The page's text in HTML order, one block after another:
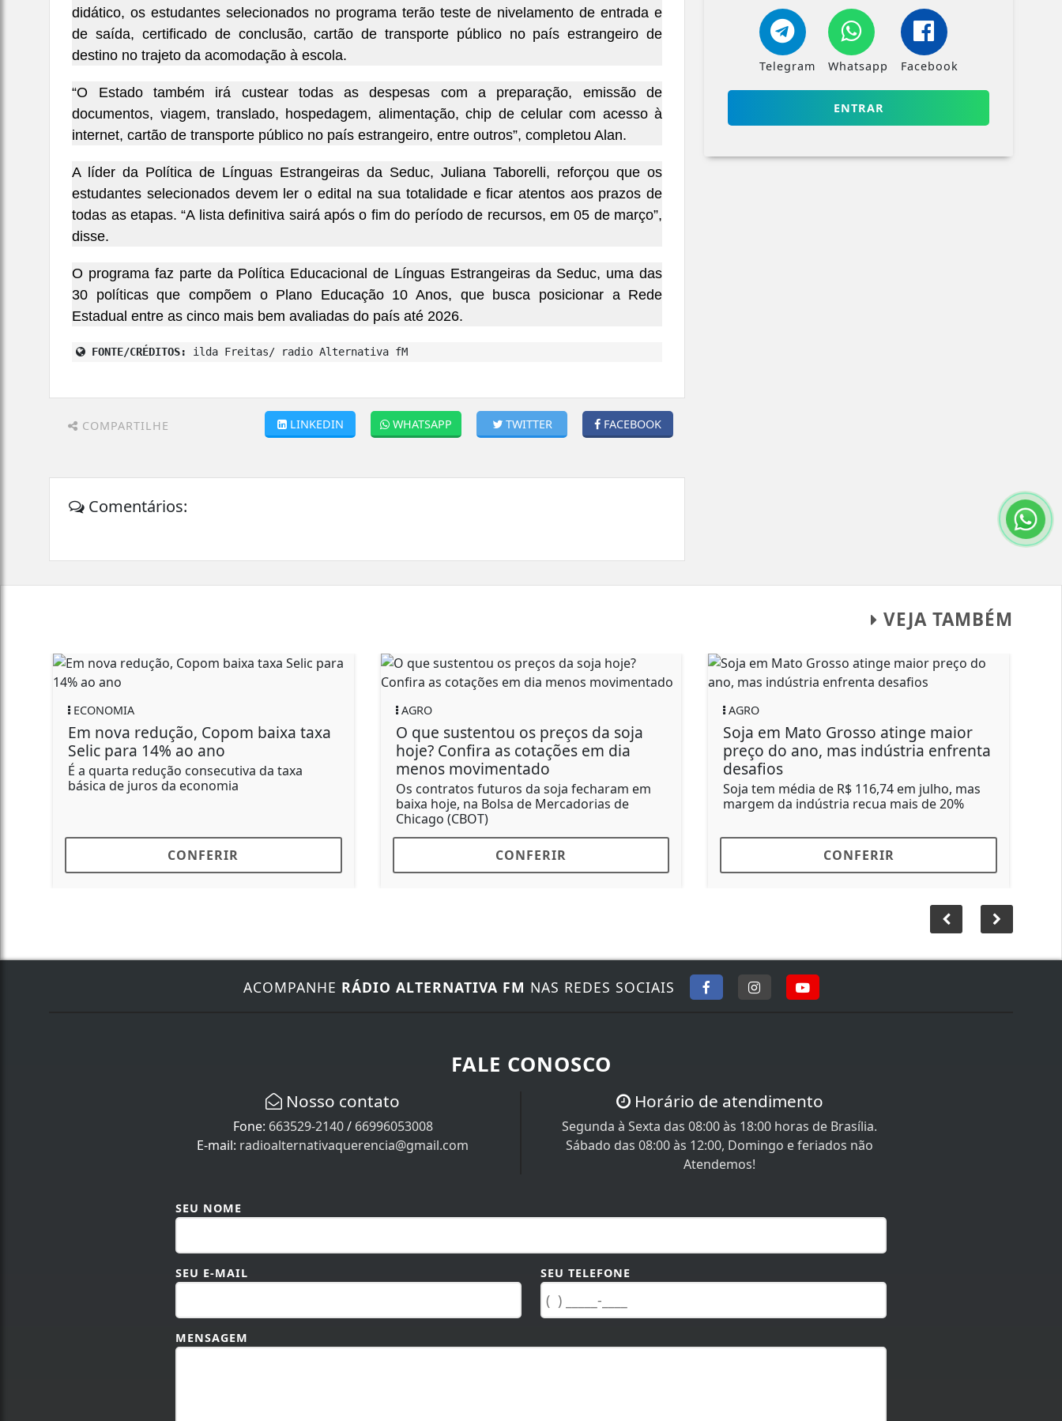
didático, os estudantes selecionados no programa terão teste de nivelamento de entrada e
de saída, certificado de conclusão, cartão de transporte público no país estrangeiro de
destino no trajeto da acomodação à escola.
“O Estado também irá custear todas as despesas com a preparação, emissão de
documentos, viagem, translado, hospedagem, alimentação, chip de celular com acesso à
internet, cartão de transporte público no país estrangeiro, entre outros”, completou Alan.
A líder da Política de Línguas Estrangeiras da Seduc, Juliana Taborelli, reforçou que os
estudantes selecionados devem ler o edital na sua totalidade e ficar atentos aos prazos de
todas as etapas. “A lista definitiva sairá após o fim do período de recursos, em 05 de março”,
disse.
O programa faz parte da Política Educacional de Línguas Estrangeiras da Seduc, uma das
30 políticas que compõem o Plano Educação 10 Anos, que busca posicionar a Rede
Estadual entre as cinco mais bem avaliadas do país até 2026.
FONTE/CRÉDITOS: ilda Freitas/ radio Alternativa fM
COMPARTILHE FACEBOOK
TWITTER
WHATSAPP
LINKEDIN
Comentários:
Telegram Whatsapp Facebook
ENTRAR
VEJA TAMBÉM
redução, Copom baixa taxa
14% ao ano
redução consecutiva da taxa
juros da economia
O que sustentou os preços da soja
hoje? Confira as cotações em dia
menos movimentado
Os contratos futuros da soja fecharam em
baixa hoje, na Bolsa de Mercadorias de
Soja em Mato Grosso atinge maior
preço do ano, mas indústria enfrenta
Soja tem média de R$ 116,74 em julho, mas
margem da indústria recua mais de 20%
Boi gordo: oferta
nos preços; confira
proximidade do Dia dos
impulsionar o mercado,
Nosso contato
Fone:663529-2140/66996053008
Horário de atendimento
Segunda à Sexta das 08:00 às 18:00 horas de Brasília.
Sábado das 08:00 às 12:00, Domingo e feriados não
SEU TELEFONE